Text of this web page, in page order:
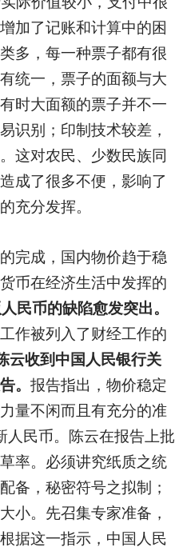
加了记账和计算中的困
多，每一种票子都有很
统一，票子的面额与大
时大面额的票子并不一
识别；印制技术较差，
这对农民、少数民族同
成了很多不便，影响了
充分发挥。
完成，国内物价趋于稳
币在经济生活中发挥的
民币的缺陷愈发突出。
作被列入了财经工作的
云收到中国人民银行关
。 报告指出，物价稳定
量不闲而且有充分的准
人民币。陈云在报告上批
率。必须讲究纸质之统
备，秘密符号之拟制；
小。先召集专家准备，
据这一指示，中国人民